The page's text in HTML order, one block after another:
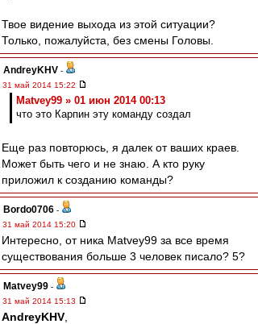
Твое видение выхода из этой ситуации?
Только, пожалуйста, без смены Головы.
AndreyKHV -
31 май 2014 15:22
Matvey99 » 01 июн 2014 00:13
что это Карпин эту команду создал
Еще раз повторюсь, я далек от ваших краев.
Может быть чего и не знаю. А кто руку
приложил к созданию команды?
Bordo0706 -
31 май 2014 15:20
Интересно, от ника Matvey99 за все время
существования больше 3 человек писало? 5?
Matvey99 -
31 май 2014 15:13
AndreyKHV